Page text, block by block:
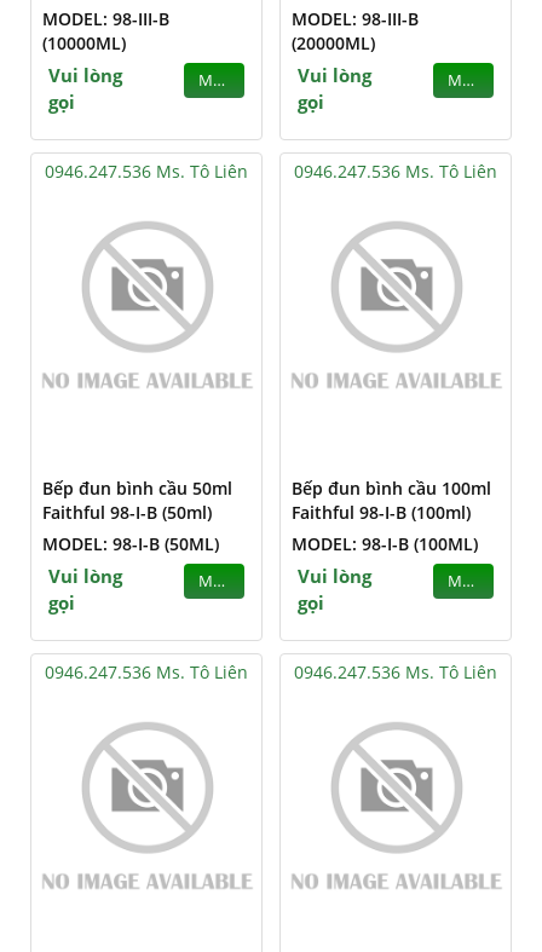
MODEL: 98-III-B
(10000ML)
Vui lòng
gọi
MUA
MODEL: 98-III-B
(20000ML)
Vui lòng
gọi
MUA
0946.247.536 Ms. Tô Liên
Bếp đun bình cầu 50ml
Faithful 98-I-B (50ml)
MODEL: 98-I-B (50ML)
Vui lòng
gọi
MUA
0946.247.536 Ms. Tô Liên
Bếp đun bình cầu 100ml
Faithful 98-I-B (100ml)
MODEL: 98-I-B (100ML)
Vui lòng
gọi
MUA
0946.247.536 Ms. Tô Liên 0946.247.536 Ms. Tô Liên